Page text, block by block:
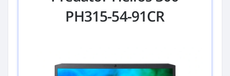
PH315-54-91CR